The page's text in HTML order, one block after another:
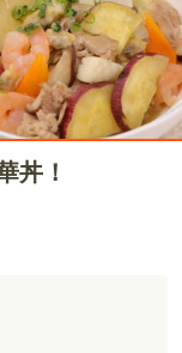
丼！